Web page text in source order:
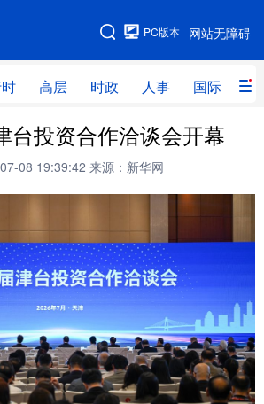
网站无障碍
PC版本
高层 时政 人事 国际 财
网站地图
高层 时政 人事
财经 网评
科创 量子 体育
书画 健康
视频 政务
央文件 金融 汽车
人居 信息化 数字经济
台投资合作洽谈会开幕
08 19:39:42 来源：新华网